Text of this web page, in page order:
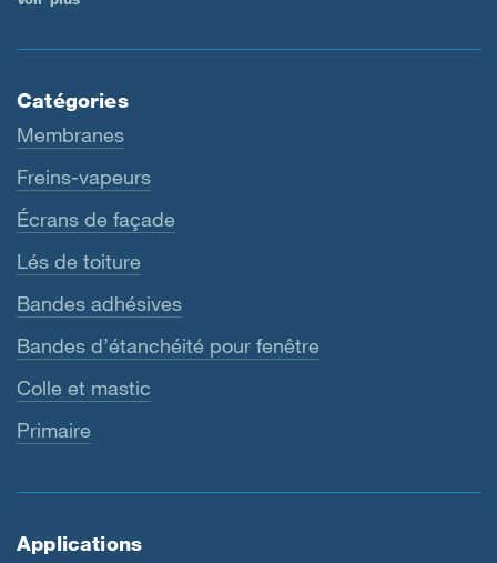
Catégories
Membranes
Freins-vapeurs
Écrans de façade
Lés de toiture
Bandes adhésives
Bandes d’étanchéité pour fenêtre
Colle et mastic
Primaire
Applications